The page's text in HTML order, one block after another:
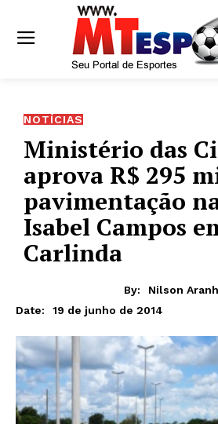
NOTÍCIAS
Ministério das
aprova R$ 295
pavimentação
Isabel Campos
Carlinda
By:
Nilson
Date:
19 de junho de 2014